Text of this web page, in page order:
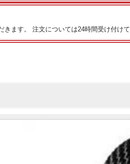
ます。 注文については24時間受け付け